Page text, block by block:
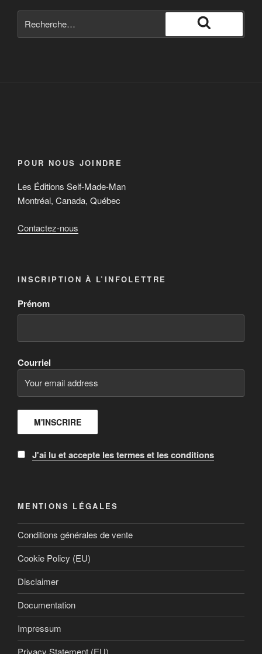
POUR NOUS JOINDRE
Les Éditions Self-Made-Man
Montréal, Canada, Québec
Contactez-nous
INSCRIPTION À L’INFOLETTRE
Prénom
Courriel
J'ai lu et accepte les termes et les conditions
MENTIONS LÉGALES
Conditions générales de vente
Cookie Policy (EU)
Disclaimer
Documentation
Impressum
Privacy Statement (EU)